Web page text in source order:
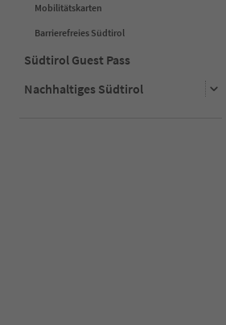
Mobilitätskarten
Barrierefreies Südtirol
Südtirol Guest Pass
Nachhaltiges Südtirol